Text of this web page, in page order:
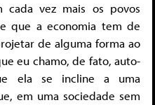
vez mais os povos
que a economia tem de
de alguma forma ao
eu chamo, de fato, auto-
ela se incline a uma
em uma sociedade sem